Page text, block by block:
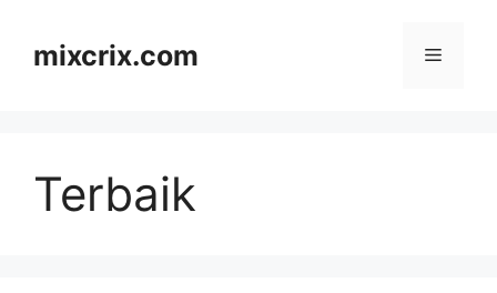
contentmixcrix.com Menu
Terbaik